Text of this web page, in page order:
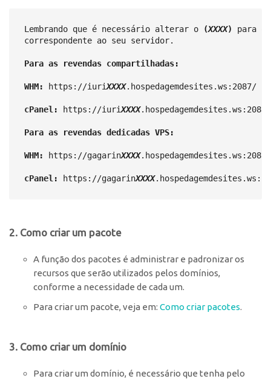
Lembrando que é necessário alterar o (XXXX)
para o
correspondente ao seu servidor.
Para as revendas compartilhadas:
WHM: https://iuriXXXX.hospedagemdesites.ws:2087/
cPanel: https://iuriXXXX.hospedagemdesites.ws:2083/
Para as revendas dedicadas VPS:
WHM: https://gagarinXXXX.hospedagemdesites.ws:2087/
cPanel: https://gagarinXXXX
2. Como criar um pacote
A função dos pacotes é administrar e padronizar os
recursos que serão utilizados pelos domínios,
conforme a necessidade de cada um.
Para criar um pacote, veja em: Como criar pacotes.
3. Como criar um domínio
Para criar um domínio, é necessário que tenha pelo